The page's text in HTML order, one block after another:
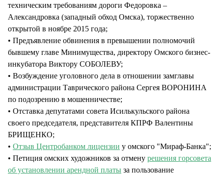
техническим требованиям дороги Федоровка –
Александровка (западный обход Омска), торжественно
открытой в ноябре 2015 года;
• Предъявление обвинения в превышении полномочий
бывшему главе Минимущества, директору Омского бизнес-
инкубатора Виктору СОБОЛЕВУ;
• Возбуждение уголовного дела в отношении замглавы
администрации Таврического района Сергея ВОРОНИНА
по подозрению в мошенничестве;
• Отставка депутатами совета Исилькульского района
своего председателя, представителя КПРФ Валентины
БРИЩЕНКО;
• Отзыв Центробанком лицензии у омского "Мираф-Банка";
• Петиция омских художников за отмену решения горсовета
об установлении арендной платы за пользование